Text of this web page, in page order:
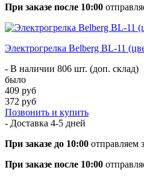
При заказе после 10:00
Электрогрелка Belberg BL-11
- В наличии 806 шт. (доп. склад)
было
409 руб
372 руб
Позвонить и купить
- Доставка 4-5 дней
При заказе до 10:00 отправляем
При заказе после 10:00